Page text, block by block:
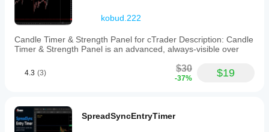
kobud.222
Candle Timer & Strength Panel for cTrader Description: Candle
Timer & Strength Panel is an advanced, always-visible over
4.3 (3) $30
-37% $19
SpreadSyncEntryTimer